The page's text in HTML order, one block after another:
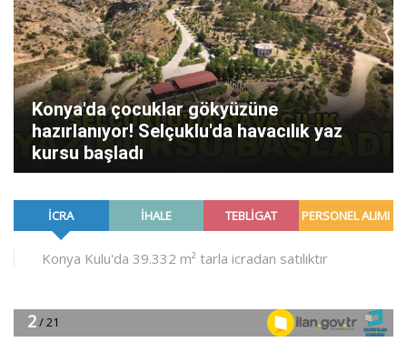
Konya'da çocuklar gökyüzüne
hazırlanıyor! Selçuklu'da havacılık yaz
kursu başladı